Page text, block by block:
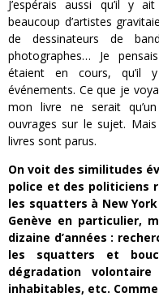
J’espérais aussi qu’il y
beaucoup d’artistes
de dessinateurs de
photographes… Je
étaient en cours, qu’il
événements. Ce que je
mon livre ne serait
ouvrages sur le sujet.
livres sont parus.
On voit des similitudes
police et des politiciens
les squatters à New
Genève en particulier,
dizaine d’années :
les squatters et
dégradation
inhabitables, etc.